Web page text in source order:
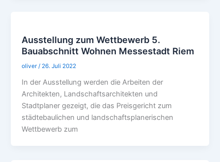
Ausstellung zum Wettbewerb 5.
Bauabschnitt Wohnen Messestadt Riem
oliver/ 26. Juli 2022
In der Ausstellung werden die Arbeiten der
Architekten, Landschaftsarchitekten und
Stadtplaner gezeigt, die das Preisgericht zum
städtebaulichen und landschaftsplanerischen
Wettbewerb zum